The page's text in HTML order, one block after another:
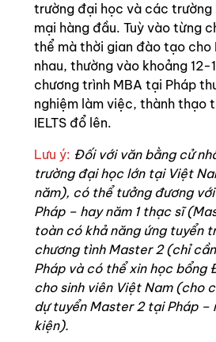
trường đại học và các trường
mại hàng đầu. Tuỳ vào từng
thể mà thời gian đào tạo cho
nhau, thường vào khoảng 12-
chương trình MBA tại Pháp
nghiệm làm việc, thành thạo
IELTS đổ lên.
Lưu ý: Đối với văn bằng cử
trường đại học lớn tại Việt
năm), có thể tưởng đương
Pháp – hay năm 1 thạc sĩ
toàn có khả năng ứng tuyển
chương tình Master 2 (chỉ
Pháp và có thể xin học bổng
cho sinh viên Việt Nam (cho
dự tuyển Master 2 tại Pháp –
kiện).